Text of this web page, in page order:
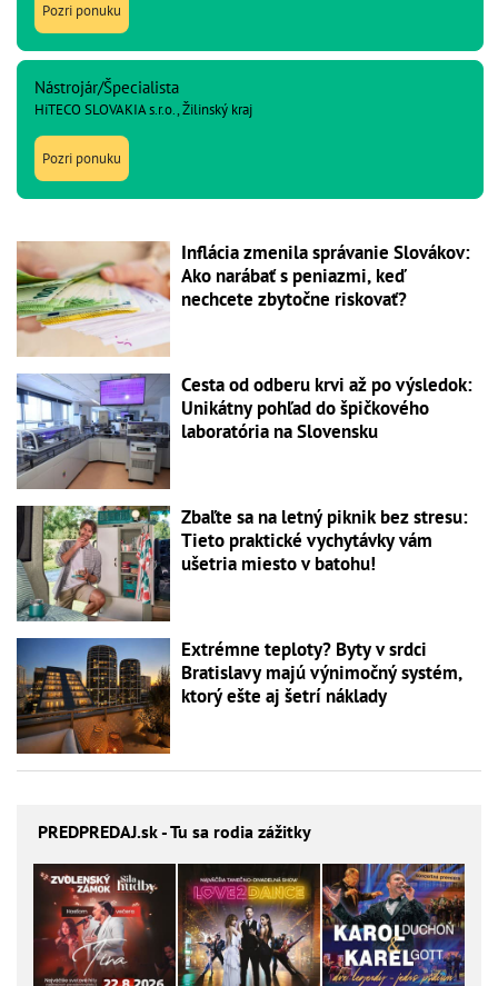
Pozri ponuku
Nástrojár/Špecialista
HiTECO SLOVAKIA s.r.o., Žilinský kraj
Pozri ponuku
Inflácia zmenila správanie Slovákov:
Ako narábať s peniazmi, keď
nechcete zbytočne riskovať?
Cesta od odberu krvi až po výsledok:
Unikátny pohľad do špičkového
laboratória na Slovensku
Zbaľte sa na letný piknik bez stresu:
Tieto praktické vychytávky vám
ušetria miesto v batohu!
Extrémne teploty? Byty v srdci
Bratislavy majú výnimočný systém,
ktorý ešte aj šetrí náklady
PREDPREDAJ.sk - Tu sa rodia zážitky